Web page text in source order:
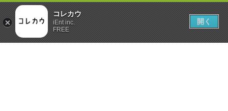
コレカウ
iEnt inc.
FREE
開く